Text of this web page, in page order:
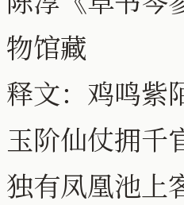
物馆藏
释文：鸡鸣紫
玉阶仙仗拥千
独有凤凰池